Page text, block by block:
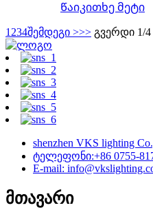
Წაიკითხე მეტი
1 234შემდეგი >>> გვერდი 1/4
shenzhen VKS lighting
ტელეფონი:+86 0755-
E-mail:
მთავარი